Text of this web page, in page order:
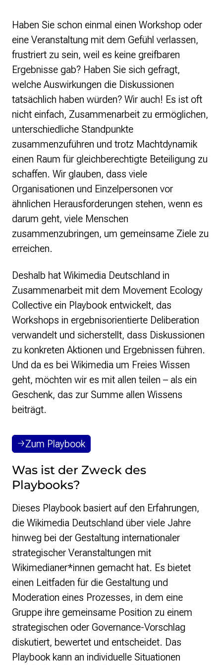
MediaWiki
Wikibase
Wikibooks
Wikisource
Wiktionary
Wikiversity
Über uns
Verein
Unsere Werte
Strategische Ausrichtung 2030
Ansprechpartner*innen
Transparenz
Presse
Suchanfrage
Suchen
Haben Sie schon einmal einen Workshop oder
eine Veranstaltung mit dem Gefühl verlassen,
frustriert zu sein, weil es keine greifbaren
Ergebnisse gab? Haben Sie sich gefragt,
welche Auswirkungen die Diskussionen
tatsächlich haben würden? Wir auch! Es ist oft
nicht einfach, Zusammenarbeit zu ermöglichen,
unterschiedliche Standpunkte
zusammenzuführen und trotz Machtdynamik
einen Raum für gleichberechtigte Beteiligung zu
schaffen. Wir glauben, dass viele
Organisationen und Einzelpersonen vor
ähnlichen Herausforderungen stehen, wenn es
darum geht, viele Menschen
zusammenzubringen, um gemeinsame Ziele zu
erreichen.
Deshalb hat Wikimedia Deutschland in
Zusammenarbeit mit dem Movement Ecology
Collective ein Playbook entwickelt, das
Workshops in ergebnisorientierte Deliberation
verwandelt und sicherstellt, dass Diskussionen
zu konkreten Aktionen und Ergebnissen führen.
Und da es bei Wikimedia um Freies Wissen
geht, möchten wir es mit allen teilen – als ein
Geschenk, das zur Summe allen Wissens
beiträgt.
Zum Playbook
Was ist der Zweck des
Playbooks?
Dieses Playbook basiert auf den Erfahrungen,
die Wikimedia Deutschland über viele Jahre
hinweg bei der Gestaltung internationaler
strategischer Veranstaltungen mit
Wikimedianer*innen gemacht hat. Es bietet
einen Leitfaden für die Gestaltung und
Moderation eines Prozesses, in dem eine
Gruppe ihre gemeinsame Position zu einem
strategischen oder Governance-Vorschlag
diskutiert, bewertet und entscheidet. Das
Playbook kann an individuelle Situationen